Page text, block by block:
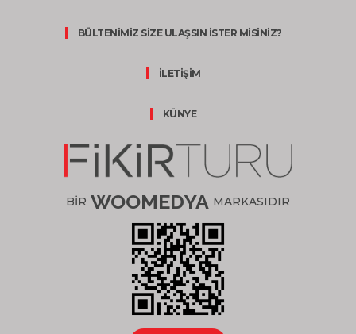
BÜLTENİMİZ SİZE ULAŞSIN İSTER MİSİNİZ?
İLETİŞİM
KÜNYE
BİR WOOMEDYA MARKASIDIR